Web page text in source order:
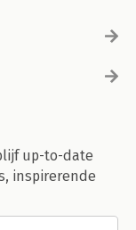
up-to-date
inspirerende